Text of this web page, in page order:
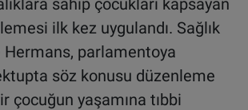
ilk kez uygulandı. Sağlık
Hermans, parlamentoya
söz konusu düzenleme
çocuğun yaşamına tıbbi